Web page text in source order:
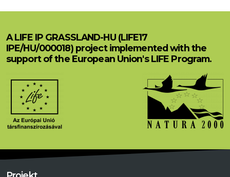
A LIFE IP GRASSLAND-HU (LIFE17
IPE/HU/000018) project implemented with the
support of the European Union's LIFE Program.